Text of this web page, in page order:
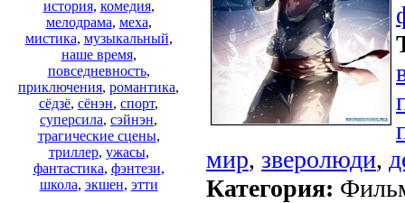
история, комедия,
мелодрама, меха,
мистика, музыкальный,
наше время,
повседневность,
приключения, романтика,
сёдзё, сёнэн, спорт,
суперсила, сэйнэн,
трагические сцены,
триллер, ужасы,
фантастика, фэнтези,
школа, экшен, этти
мир, зверолюди,
Категория: